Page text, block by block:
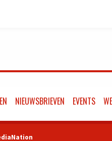
NIEUWSBRIEVEN EVENTS